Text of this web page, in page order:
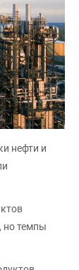
нефти и
но темпы